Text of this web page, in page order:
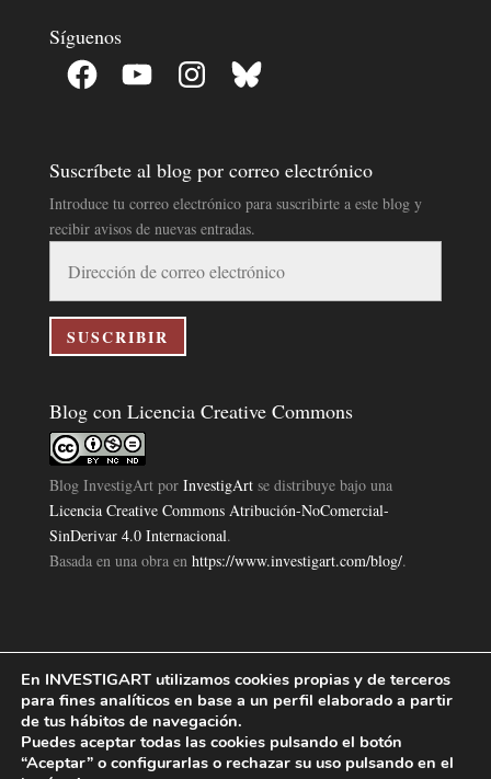
Síguenos
Facebook YouTube InstagramBluesky
Suscríbete al blog por correo electrónico
Introduce tu correo electrónico para suscribirte a este blog y
recibir avisos de nuevas entradas.
correo
electrónico
SUSCRIBIR
Blog con Licencia Creative Commons
Blog InvestigArtpor InvestigArtse distribuye bajo una
Licencia Creative Commons Atribución-NoComercial-
SinDerivar 4.0 Internacional.
Basada en una obra en https://www.investigart.com/blog/.
Política de Privacidad|Aviso Legal|Política de Cookies|
Investigart Copyright © 2019. |
En INVESTIGART utilizamos cookies propias y de terceros
para fines analíticos en base a un perfil elaborado a partir
de tus hábitos de navegación.
Puedes aceptar todas las cookies pulsando el botón
“Aceptar” o configurarlas o rechazar su uso pulsando en el